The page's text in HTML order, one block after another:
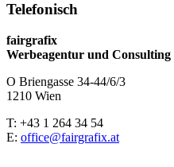
Telefonisch
fairgrafix
Werbeagentur und
O Briengasse 34-44/6/3
1210 Wien
T: +43 1 264 34 54
E: office@fairgrafix.at